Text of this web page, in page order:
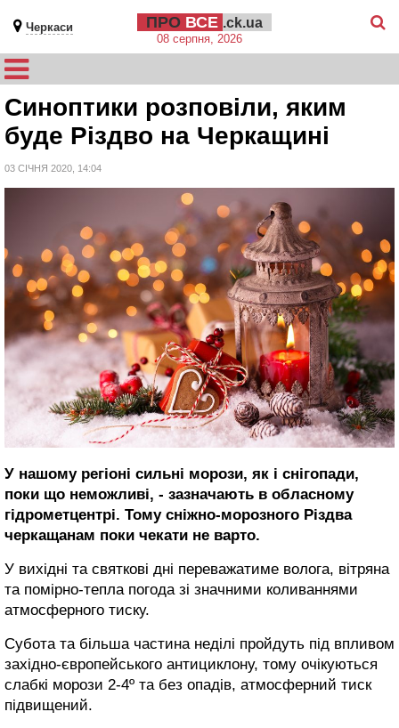
Черкаси ПРО ВСЕ .ck.ua
08 серпня, 2026
Синоптики розповіли, яким
буде Різдво на Черкащині
03 СІЧНЯ 2020, 14:04
У нашому регіоні сильні морози, як і снігопади,
поки що неможливі, - зазначають в обласному
гідрометцентрі. Тому сніжно-морозного Різдва
черкащанам поки чекати не варто.
У вихідні та святкові дні переважатиме волога, вітряна
та помірно-тепла погода зі значними коливаннями
атмосферного тиску.
Субота та більша частина неділі пройдуть під впливом
західно-європейського антициклону, тому очікуються
слабкі морози 2-4º та без опадів, атмосферний тиск
підвищений.